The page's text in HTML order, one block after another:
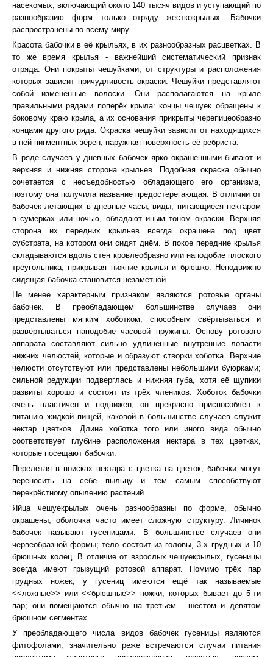
насекомых, включающий около 140 тысяч видов и уступающий по
разнообразию форм только отряду жесткокрылых. Бабочки
распространены по всему миру.
Красота бабочки в её крыльях, в их разнообразных расцветках. В
то же время крылья - важнейший систематический признак
отряда. Они покрыты чешуйками, от структуры и расположения
которых зависит причудливость окраски. Чешуйки представляют
собой изменённые волоски. Они располагаются на крыле
правильными рядами поперёк крыла: концы чешуек обращены к
боковому краю крыла, а их основания прикрыты черепицеобразно
концами другого ряда. Окраска чешуйки зависит от находящихся
в ней пигментных зёрен; наружная поверхность её ребриста.
В ряде случаев у дневных бабочек ярко окрашенными бывают и
верхняя и нижняя сторона крыльев. Подобная окраска обычно
сочетается с несъедобностью обладающего его организма,
поэтому она получила название предостерегающая. В отличии от
бабочек летающих в дневные часы, виды, питающиеся нектаром
в сумерках или ночью, обладают иным тоном окраски. Верхняя
сторона их передних крыльев всегда окрашена под цвет
субстрата, на котором они сидят днём. В покое передние крылья
складываются вдоль стен кровлеобразно или наподобие плоского
треугольника, прикрывая нижние крылья и брюшко. Неподвижно
сидящая бабочка становится незаметной.
Не менее характерным признаком являются ротовые органы
бабочек. В преобладающем большинстве случаев они
представлены мягким хоботком, способным свёртываться и
развёртываться наподобие часовой пружины. Основу ротового
аппарата составляют сильно удлинённые внутренние лопасти
нижних челюстей, которые и образуют створки хоботка. Верхние
челюсти отсутствуют или представлены небольшими буюрками;
сильной редукции подверглась и нижняя губа, хотя её щупики
развиты хорошо и состоят из трёх члеников. Хоботок бабочки
очень пластичен и подвижен; он прекрасно приспособлен к
питанию жидкой пищей, каковой в большинстве случаев служит
нектар цветков. Длина хоботка того или иного вида обычно
соответствует глубине расположения нектара в тех цветках,
которые посещают бабочки.
Перелетая в поисках нектара с цветка на цветок, бабочки могут
переносить на себе пыльцу и тем самым способствуют
перекрёстному опылению растений.
Яйца чешуекрылых очень разнообразны по форме, обычно
окрашены, оболочка часто имеет сложную структуру. Личинок
бабочек называют гусеницами. В большинстве случаев они
червеобразной формы; тело состоит из головы, 3-х грудных и 10
брюшных колец. В отличие от взрослых чешуекрылых, гусеницы
всегда имеют грызущий ротовой аппарат. Помимо трёх пар
грудных ножек, у гусениц имеются ещё так называемые
<<ложные>> или <<брюшные>> ножки, которых бывает до 5-ти
пар; они помещаются обычно на третьем - шестом и девятом
брюшном сегментах.
У преобладающего числа видов бабочек гусеницы являются
фитофолами; значительно реже встречаются случаи питания